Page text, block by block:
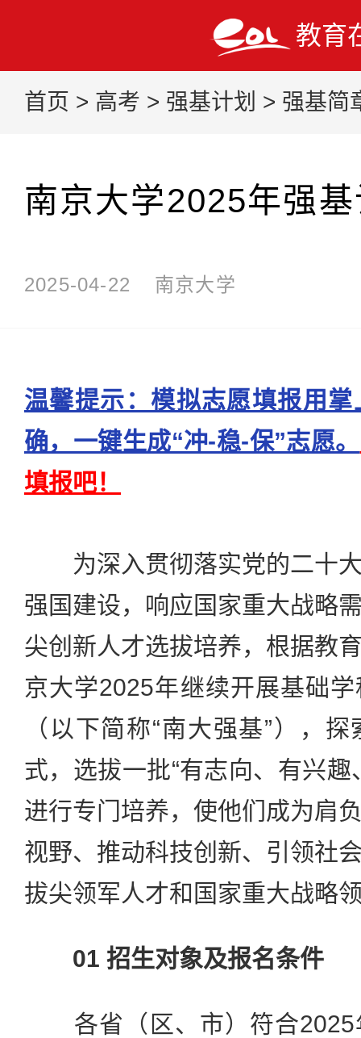
教育
首页 > 高考 > 强基计划 > 强基简
南京大学2025年强
2025-04-22 南京大学
温馨提示：模拟志愿填报用
确，一键生成“冲-稳-保”志愿。
填报吧！
为深入贯彻落实党的二十大
强国建设，响应国家重大战略
尖创新人才选拔培养，根据教
京大学2025年继续开展基础
（以下简称“南大强基”），
式，选拔一批“有志向、有兴趣
进行专门培养，使他们成为肩
视野、推动科技创新、引领社
拔尖领军人才和国家重大战略
01 招生对象及报名条件
各省（区、市）符合2025